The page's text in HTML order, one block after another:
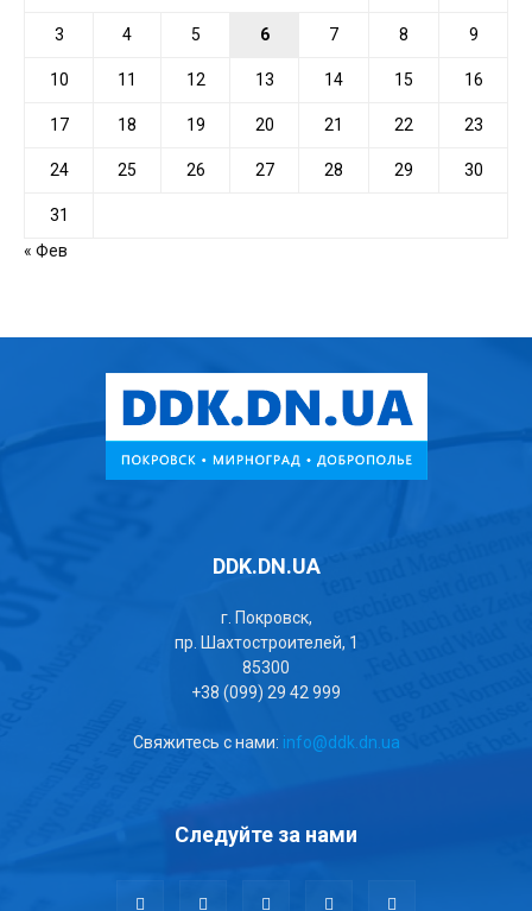
3 4 5 6 7 8 9
10 11 12 13 14 15 16
17 18 19 20 21 22 23
24 25 26 27 28 29 30
31
« Фев
DDK.DN.UA
г. Покровск,
пр. Шахтостроителей, 1
85300
+38 (099) 29 42 999
Свяжитесь с нами: info@ddk.dn.ua
Следуйте за нами